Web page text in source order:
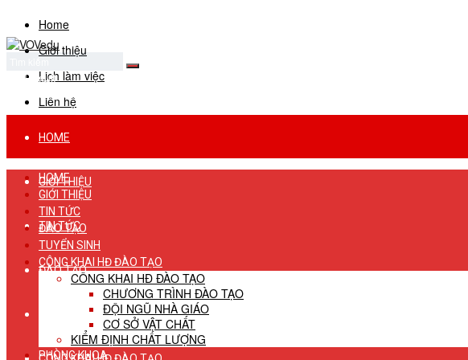
Home
Giới thiệu
Lịch làm việc
Liên hệ
No Result
View All Result
HOME
GIỚI THIỆU
TIN TỨC
ĐÀO TẠO
TUYỂN SINH
HOME
GIỚI THIỆU
TIN TỨC
ĐÀO TẠO
TUYỂN SINH
CÔNG KHAI HĐ ĐÀO TẠO
CÔNG KHAI HĐ ĐÀO TẠO
CHƯƠNG TRÌNH ĐÀO TẠO
ĐỘI NGŨ NHÀ GIÁO
CƠ SỞ VẬT CHẤT
KIỂM ĐỊNH CHẤT LƯỢNG
PHÒNG KHOA